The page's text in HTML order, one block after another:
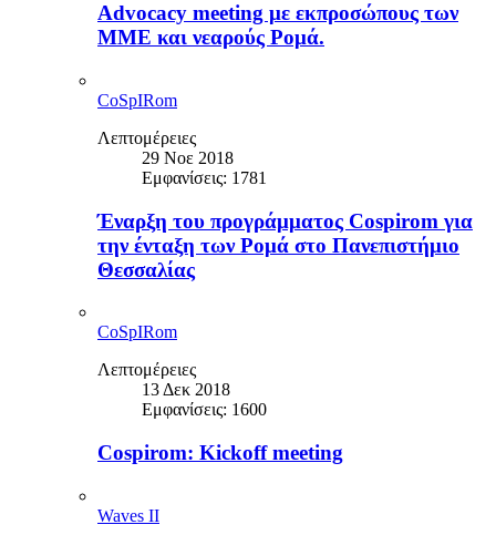
Advocacy meeting με εκπροσώπους των
ΜΜΕ και νεαρούς Ρομά.
CoSpIRom
Λεπτομέρειες
29 Νοε 2018
Εμφανίσεις: 1781
Έναρξη του προγράμματος Cospirom για
την ένταξη των Ρομά στο Πανεπιστήμιο
Θεσσαλίας
CoSpIRom
Λεπτομέρειες
13 Δεκ 2018
Εμφανίσεις: 1600
Cospirom: Kickoff meeting
Waves II